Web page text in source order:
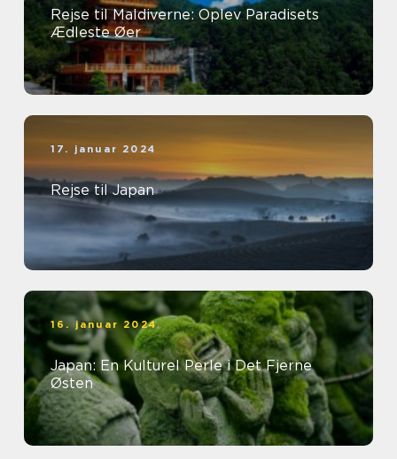
Rejse til Maldiverne: Oplev Paradisets
Ædleste Øer
17. januar 2024
Rejse til Japan
16. januar 2024
Japan: En Kulturel Perle i Det Fjerne
Østen